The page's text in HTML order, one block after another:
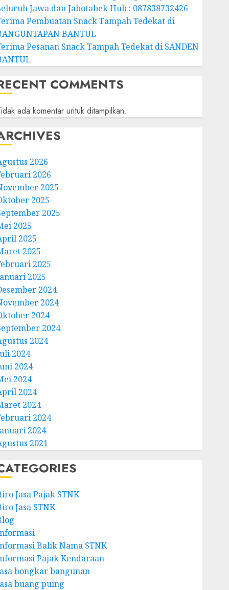
Jawa dan Jabotabek Hub : 087838732426
Pembuatan Snack Tampah Tedekat di
BANTUL
Pesanan Snack Tampah Tedekat di SANDEN
COMMENTS
ada komentar untuk ditampilkan.
2026
2026
2025
2025
2025
2025
2025
2025
2025
2025
2024
2024
2024
2024
2024
2024
2024
2024
2024
2024
2024
2024
2021
Jasa Pajak STNK
Jasa STNK
Balik Nama STNK
Pajak Kendaraan
bongkar bangunan
buang puing